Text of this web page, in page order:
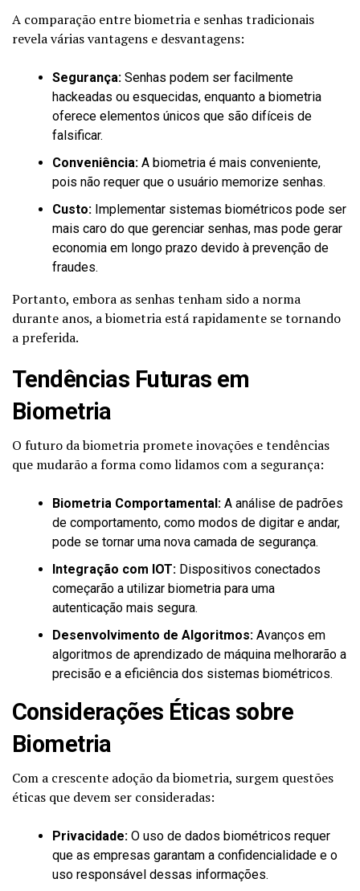
A comparação entre biometria e senhas tradicionais
revela várias vantagens e desvantagens:
Segurança: Senhas podem ser facilmente
hackeadas ou esquecidas, enquanto a biometria
oferece elementos únicos que são difíceis de
falsificar.
Conveniência: A biometria é mais conveniente,
pois não requer que o usuário memorize senhas.
Custo: Implementar sistemas biométricos pode ser
mais caro do que gerenciar senhas, mas pode gerar
economia em longo prazo devido à prevenção de
fraudes.
Portanto, embora as senhas tenham sido a norma
durante anos, a biometria está rapidamente se tornando
a preferida.
Tendências Futuras em
Biometria
O futuro da biometria promete inovações e tendências
que mudarão a forma como lidamos com a segurança:
Biometria Comportamental: A análise de padrões
de comportamento, como modos de digitar e andar,
pode se tornar uma nova camada de segurança.
Integração com IOT: Dispositivos conectados
começarão a utilizar biometria para uma
autenticação mais segura.
Desenvolvimento de Algoritmos: Avanços em
algoritmos de aprendizado de máquina melhorarão a
precisão e a eficiência dos sistemas biométricos.
Considerações Éticas sobre
Biometria
Com a crescente adoção da biometria, surgem questões
éticas que devem ser consideradas:
Privacidade: O uso de dados biométricos requer
que as empresas garantam a confidencialidade e o
uso responsável dessas informações.